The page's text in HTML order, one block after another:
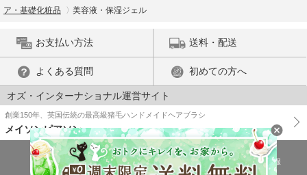
ア・基礎化粧品
美容液・保湿ジェル
お支払い方法 送料・配送
よくある質問 初めての方へ
オズ・インターナショナル運営サイト
創業150年、英国伝統の最高級猪毛ハンドメイドヘアブラシ
メイソンピアソン
特商法に基づく表示 プライバシーポリシー
医薬品販売許可証の情報
ご利用規約
PC版で表示